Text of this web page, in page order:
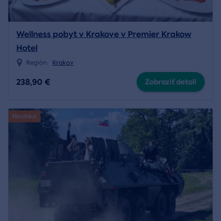
Wellness pobyt v Krakove v Premier Krakow
Hotel
Región: Krakov
238,90 € Zobraziť detail
Novinka